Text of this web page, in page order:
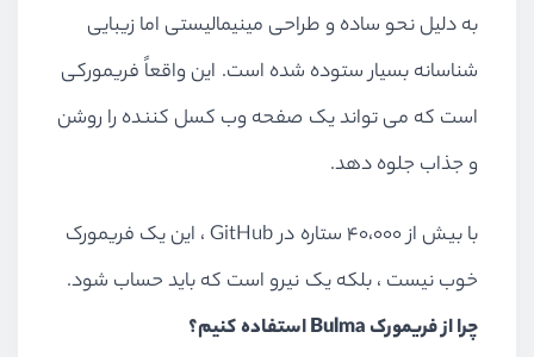
به دلیل نحو ساده و طراحی مینیمالیستی اما زیبایی
شناسانه بسیار ستوده شده است. این واقعاً فریمورکی
است که می تواند یک صفحه وب کسل کننده را روشن
و جذاب جلوه دهد.
با بیش از 40،000 ستاره در GitHub ، این یک فریمورک
خوب نیست ، بلکه یک نیرو است که باید حساب شود.
چرا از فریمورک Bulma استفاده کنیم؟